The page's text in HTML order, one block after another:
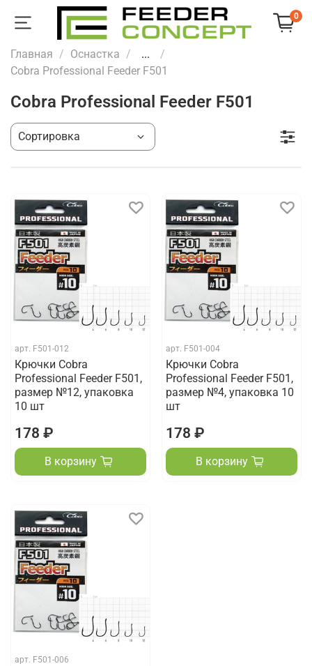
0
Главная Оснастка
...
Cobra Professional Feeder F501
Cobra Professional Feeder F501
арт. F501-012
Крючки Cobra
Professional Feeder F501,
размер №12, упаковка
10 шт
178 ₽
В корзину
арт. F501-004
Крючки Cobra
Professional Feeder F501,
размер №4, упаковка 10
шт
178 ₽
В корзину
арт. F501-006